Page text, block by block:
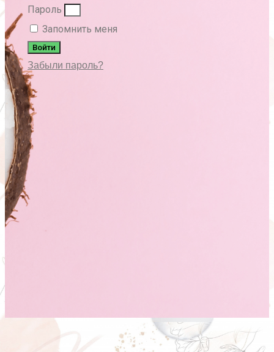
Пароль
Запомнить меня
Войти
Забыли пароль?